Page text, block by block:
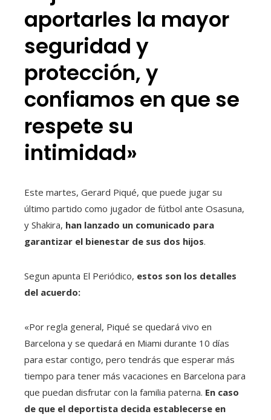
aportarles la mayor
seguridad y
protección, y
confiamos en que se
respete su
intimidad»
Este martes, Gerard Piqué, que puede jugar su
último partido como jugador de fútbol ante Osasuna,
y Shakira, han lanzado un comunicado para
garantizar el bienestar de sus dos hijos.
Segun apunta El Periódico, estos son los detalles
del acuerdo:
«Por regla general, Piqué se quedará vivo en
Barcelona y se quedará en Miami durante 10 días
para estar contigo, pero tendrás que esperar más
tiempo para tener más vacaciones en Barcelona para
que puedan disfrutar con la familia paterna. En caso
de que el deportista decida establecerse en